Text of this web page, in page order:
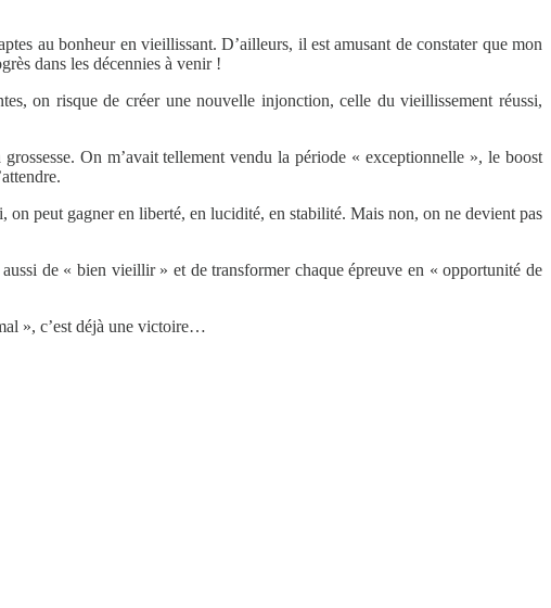
au bonheur en vieillissant. D’ailleurs, il est amusant de constater que mon
dans les décennies à venir !
on risque de créer une nouvelle injonction, celle du vieillissement réussi,
On m’avait tellement vendu la période « exceptionnelle », le boost
peut gagner en liberté, en lucidité, en stabilité. Mais non, on ne devient pas
de « bien vieillir » et de transformer chaque épreuve en « opportunité de
», c’est déjà une victoire…